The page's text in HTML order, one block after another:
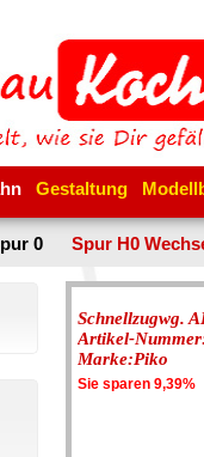
Gestaltung
0 Spur H0
Schnellzugwg.
Artikel-
Marke:Piko
Sie sparen 9,39%